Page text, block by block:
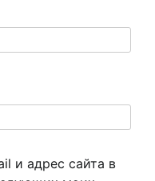
и адрес сайта в